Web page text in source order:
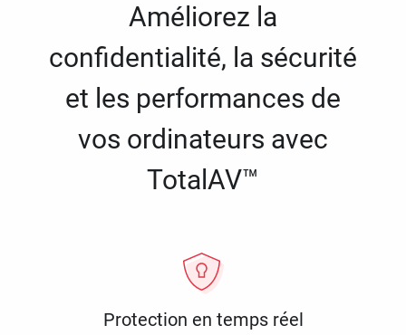
Améliorez la
confidentialité, la sécurité
et les performances de
vos ordinateurs avec
TotalAV™
Protection en temps réel